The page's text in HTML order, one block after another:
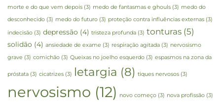
morte e do que vem depois (3) medo de fantasmas e ghouls (3) medo do
desconhecido (3) medo do futuro (3) proteção contra influências externas (3)
indecisão (3) depressão (4) tristeza profunda (3) tonturas (5)
solidão (4) ansiedade de exame (3) respiração agitada (3) nervosismo
grave (3) comichão (3) Queixas no joelho esquerdo (3) espasmos na zona da
próstata (3) cicatrizes (3) letargia (8) tiques nervosos (3)
nervosismo (12) novo começo (3) nova profissão (3)